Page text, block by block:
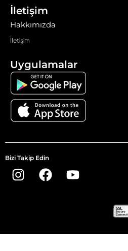
İletişim
Hakkımızda
İletişim
Uygulamalar
Bizi Takip Edin​